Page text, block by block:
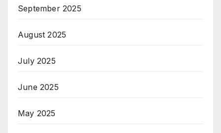
September 2025
August 2025
July 2025
June 2025
May 2025